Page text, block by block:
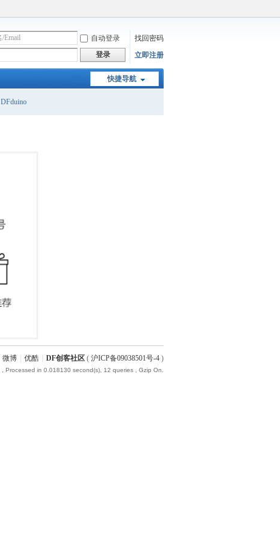
自动登录
找回密码
登录 立即注册
快捷导航
DFduino
微博 优酷 DF创客社区 ( 沪ICP备09038501号-4 )
, Processed in 0.018130 second(s), 12 queries , Gzip On.